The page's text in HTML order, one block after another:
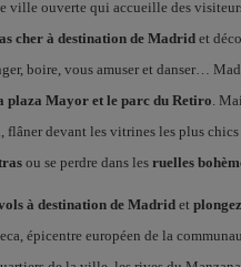
ville ouverte qui accueille des
cher à destination de Madridet
boire, vous amuser et danser…
plaza Mayor et le parc du Retiro.
, flâner devant les vitrines les plus
ou se perdre dans les ruelles
à destination de Madridet
épicentre européen de la